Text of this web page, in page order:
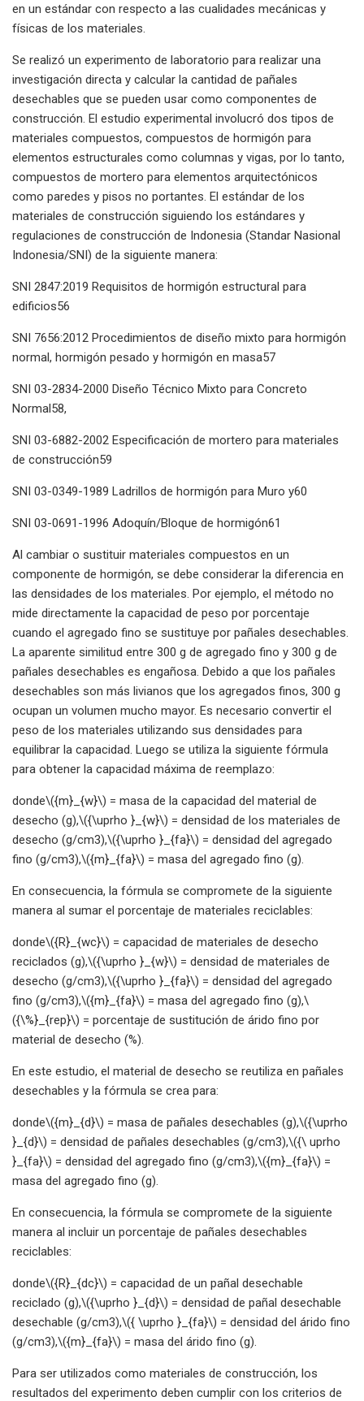
en un estándar con respecto a las cualidades mecánicas y
físicas de los materiales.
Se realizó un experimento de laboratorio para realizar una
investigación directa y calcular la cantidad de pañales
desechables que se pueden usar como componentes de
construcción. El estudio experimental involucró dos tipos de
materiales compuestos, compuestos de hormigón para
elementos estructurales como columnas y vigas, por lo tanto,
compuestos de mortero para elementos arquitectónicos
como paredes y pisos no portantes. El estándar de los
materiales de construcción siguiendo los estándares y
regulaciones de construcción de Indonesia (Standar Nasional
Indonesia/SNI) de la siguiente manera:
SNI 2847:2019 Requisitos de hormigón estructural para
edificios56
SNI 7656:2012 Procedimientos de diseño mixto para hormigón
normal, hormigón pesado y hormigón en masa57
SNI 03-2834-2000 Diseño Técnico Mixto para Concreto
Normal58,
SNI 03-6882-2002 Especificación de mortero para materiales
de construcción59
SNI 03-0349-1989 Ladrillos de hormigón para Muro y60
SNI 03-0691-1996 Adoquín/Bloque de hormigón61
Al cambiar o sustituir materiales compuestos en un
componente de hormigón, se debe considerar la diferencia en
las densidades de los materiales. Por ejemplo, el método no
mide directamente la capacidad de peso por porcentaje
cuando el agregado fino se sustituye por pañales desechables.
La aparente similitud entre 300 g de agregado fino y 300 g de
pañales desechables es engañosa. Debido a que los pañales
desechables son más livianos que los agregados finos, 300 g
ocupan un volumen mucho mayor. Es necesario convertir el
peso de los materiales utilizando sus densidades para
equilibrar la capacidad. Luego se utiliza la siguiente fórmula
para obtener la capacidad máxima de reemplazo:
donde\({m}_{w}\) = masa de la capacidad del material de
desecho (g),\({\uprho }_{w}\) = densidad de los materiales de
desecho (g/cm3),\({\uprho }_{fa}\) = densidad del agregado
fino (g/cm3),\({m}_{fa}\) = masa del agregado fino (g).
En consecuencia, la fórmula se compromete de la siguiente
manera al sumar el porcentaje de materiales reciclables:
donde\({R}_{wc}\) = capacidad de materiales de desecho
reciclados (g),\({\uprho }_{w}\) = densidad de materiales de
desecho (g/cm3),\({\uprho }_{fa}\) = densidad del agregado
fino (g/cm3),\({m}_{fa}\) = masa del agregado fino (g),\
({\%}_{rep}\) = porcentaje de sustitución de árido fino por
material de desecho (%).
En este estudio, el material de desecho se reutiliza en pañales
desechables y la fórmula se crea para:
donde\({m}_{d}\) = masa de pañales desechables (g),\({\uprho
}_{d}\) = densidad de pañales desechables (g/cm3),\({\ uprho
}_{fa}\) = densidad del agregado fino (g/cm3),\({m}_{fa}\) =
masa del agregado fino (g).
En consecuencia, la fórmula se compromete de la siguiente
manera al incluir un porcentaje de pañales desechables
reciclables:
donde\({R}_{dc}\) = capacidad de un pañal desechable
reciclado (g),\({\uprho }_{d}\) = densidad de pañal desechable
desechable (g/cm3),\({ \uprho }_{fa}\) = densidad del árido fino
(g/cm3),\({m}_{fa}\) = masa del árido fino (g).
Para ser utilizados como materiales de construcción, los
resultados del experimento deben cumplir con los criterios de